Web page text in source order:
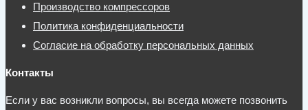
Производство компрессоров
Политика конфиденциальности
Согласие на обработку персональных данных
Контакты
Если у вас возникли вопросы, вы всегда можете позвонить